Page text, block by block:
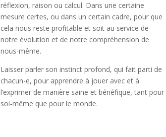
réflexion, raison ou calcul. Dans une certaine
mesure certes, ou dans un certain cadre, pour que
cela nous reste profitable et soit au service de
notre évolution et de notre compréhension de
nous-même.
Laisser parler son instinct profond, qui fait parti de
chacun-e, pour apprendre à jouer avec et à
l’exprimer de manière saine et bénéfique, tant pour
soi-même que pour le monde.